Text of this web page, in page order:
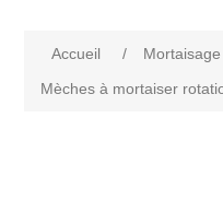
Accueil / Mortaisage
Mèches à mortaiser